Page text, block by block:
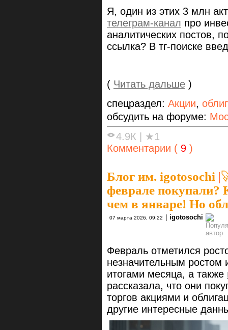
Я, один из этих 3 млн
телеграм-канал про
аналитических постов,
ссылка? В тг-поиске
( Читать дальше )
спецраздел: Акции,
обсудить на форуме:
4.9К
★1
Комментарии ( 9 )
Блог им. igotosochi |
феврале покупали?
чем в январе! Но
07 марта 2026, 09:22 igotosochi
Февраль отметился
незначительным
итогами месяца, а также
рассказала, что они
торгов акциями и
другие интересные